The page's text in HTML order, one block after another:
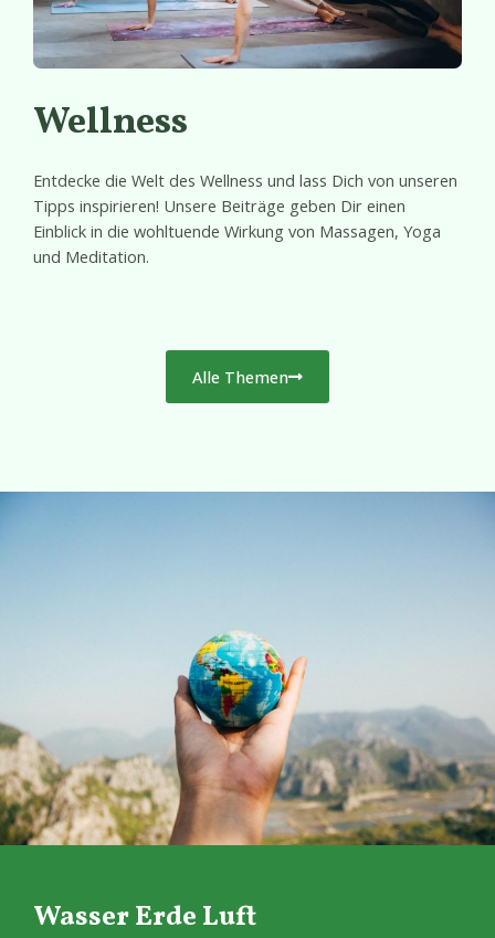
Wellness
Entdecke die Welt des Wellness und lass Dich von unseren
Tipps inspirieren! Unsere Beiträge geben Dir einen
Einblick in die wohltuende Wirkung von Massagen, Yoga
und Meditation.
Alle Themen
Wasser Erde Luft